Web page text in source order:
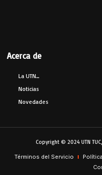
Acerca de
La UTN...
Noticias
Novedades
Copyright © 2024 UTN
Términos del Servicio